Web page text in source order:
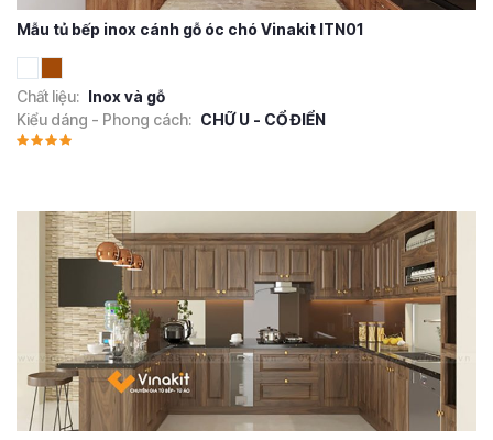
Mẫu tủ bếp inox cánh gỗ óc chó Vinakit ITN01
Chất liệu: Inox và gỗ
Kiểu dáng - Phong cách: CHỮ U - CỔ ĐIỂN